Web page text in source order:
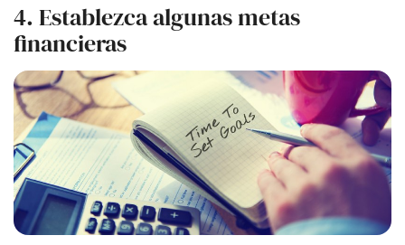
4. Establezca algunas metas
financieras